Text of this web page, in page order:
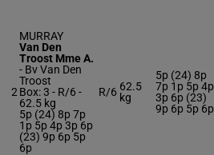
2
MURRAY
Van Den
Troost Mme A.
- Bv Van Den
Troost
Box: 3 - R/6 -
62.5 kg
5p (24) 8p 7p
1p 5p 4p 3p 6p
(23) 9p 6p 5p
6p
R/6 62.5
kg
5p (24) 8p
7p 1p 5p 4p
3p 6p (23)
9p 6p 5p 6p